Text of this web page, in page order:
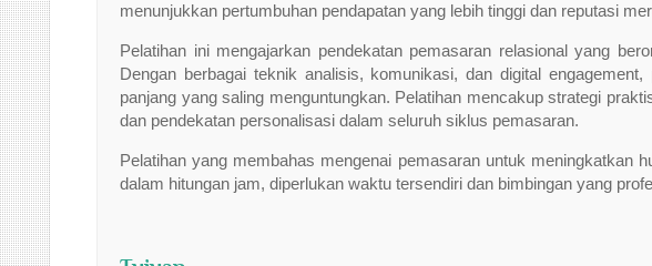
menunjukkan pertumbuhan pendapatan yang lebih tinggi dan reputasi
Pelatihan ini mengajarkan pendekatan pemasaran relasional yang
Dengan berbagai teknik analisis, komunikasi, dan digital
panjang yang saling menguntungkan. Pelatihan mencakup strategi
dan pendekatan personalisasi dalam seluruh siklus pemasaran.
Pelatihan yang membahas mengenai pemasaran untuk meningkatkan
dalam hitungan jam, diperlukan waktu tersendiri dan bimbingan yang